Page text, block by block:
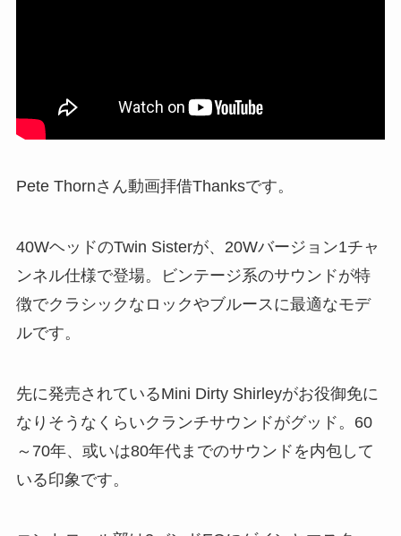
Pete Thornさん動画拝借Thanksです。
40WヘッドのTwin Sisterが、20Wバージョン1チャ
ンネル仕様で登場。ビンテージ系のサウンドが特
徴でクラシックなロックやブルースに最適なモデ
ルです。
先に発売されているMini Dirty Shirleyがお役御免に
なりそうなくらいクランチサウンドがグッド。60
～70年、或いは80年代までのサウンドを内包して
いる印象です。